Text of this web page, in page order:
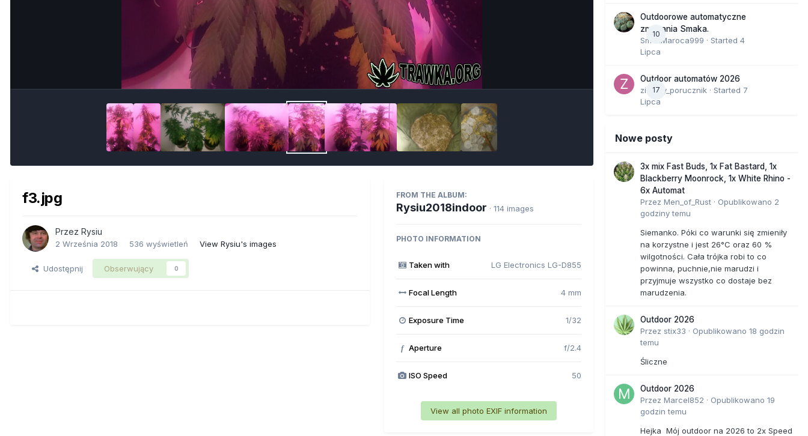
f3.jpg
Przez Rysiu
2 Września 2018 536 wyświetleń View Rysiu's images
Udostępnij Obserwujący 0
FROM THE ALBUM:
Rysiu2018indoor · 114 images
PHOTO INFORMATION
Taken with LG Electronics LG-D855
Focal Length 4 mm
Exposure Time 1/32
f Aperture f/2.4
ISO Speed 50
View all photo EXIF information
10
Outdoorowe automatyczne
zmagania Smaka.
SmakMaroca999 · Started 4
Lipca
17
Outdoor automatów 2026
zielony_porucznik · Started 7
Lipca
Nowe posty
3x mix Fast Buds, 1x Fat Bastard, 1x
Blackberry Moonrock, 1x White Rhino -
6x Automat
Przez Men_of_Rust · Opublikowano 2
godziny temu
Siemanko. Póki co warunki się zmieniły
na korzystne i jest 26°C oraz 60 %
wilgotności. Cała trójka robi to co
powinna, puchnie,nie marudzi i
przyjmuje wszystko co dostaje bez
marudzenia.
Outdoor 2026
Przez stix33 · Opublikowano 18 godzin
temu
Śliczne
Outdoor 2026
Przez Marcel852 · Opublikowano 19
godzin temu
Hejka Mój outdoor na 2026 to 2x Speed